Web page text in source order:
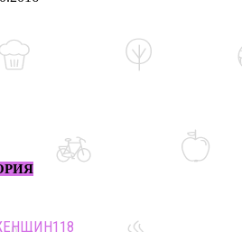
118